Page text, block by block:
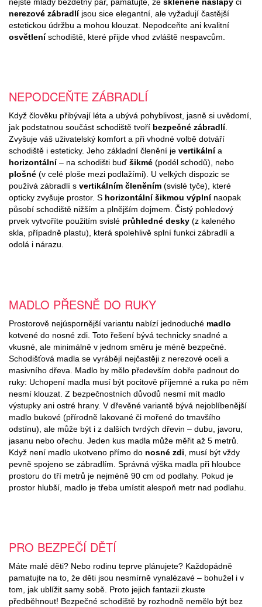
nerezové zábradlíjsou sice elegantní, ale vyžadují častější
estetickou údržbu a mohou klouzat. Nepodceňte ani kvalitní
osvětleníschodiště, které přijde vhod zvláště nespavcům.
NEPODCEŇTE ZÁBRADLÍ
Když člověku přibývají léta a ubývá pohyblivost, jasně si uvědomí,
jak podstatnou součást schodiště tvoří bezpečné zábradlí.
Zvyšuje váš uživatelský komfort a při vhodné volbě dotváří
schodiště i esteticky. Jeho základní členění je vertikálnía
horizontální– na schodišti buď šikmé (podél schodů), nebo
plošné (v celé ploše mezi podlažími). U velkých dispozic se
používá zábradlí s vertikálním členěním (svislé tyče), které
opticky zvyšuje prostor. S horizontální šikmou výplnínaopak
působí schodiště nižším a plnějším dojmem. Čistý pohledový
prvek vytvoříte použitím svislé průhledné desky (z kaleného
skla, případně plastu), která spolehlivě splní funkci zábradlí a
odolá i nárazu.
MADLO PŘESNĚ DO RUKY
Prostorově nejúspornější variantu nabízí jednoduché madlo
kotvené do nosné zdi. Toto řešení bývá technicky snadné a
vkusné, ale minimálně v jednom směru je méně bezpečné.
Schodišťová madla se vyrábějí nejčastěji z nerezové oceli a
masivního dřeva. Madlo by mělo především dobře padnout do
ruky: Uchopení madla musí být pocitově příjemné a ruka po něm
nesmí klouzat. Z bezpečnostních důvodů nesmí mít madlo
výstupky ani ostré hrany. V dřevěné variantě bývá nejoblíbenější
madlo bukové (přírodně lakované či mořené do tmavšího
odstínu), ale může být i z dalších tvrdých dřevin – dubu, javoru,
jasanu nebo ořechu. Jeden kus madla může měřit až 5 metrů.
Když není madlo ukotveno přímo do nosné zdi , musí být vždy
pevně spojeno se zábradlím. Správná výška madla při hloubce
prostoru do tří metrů je nejméně 90 cm od podlahy. Pokud je
prostor hlubší, madlo je třeba umístit alespoň metr nad podlahu.
PRO BEZPEČÍ DĚTÍ
Máte malé děti? Nebo rodinu teprve plánujete? Každopádně
pamatujte na to, že děti jsou nesmírně vynalézavé – bohužel i v
tom, jak ublížit samy sobě. Proto jejich fantazii zkuste
předběhnout! Bezpečné schodiště by rozhodně nemělo být bez